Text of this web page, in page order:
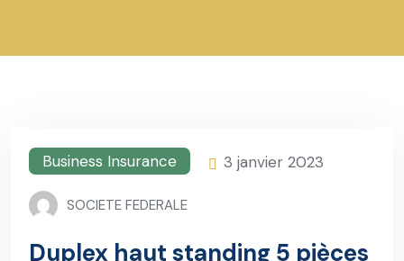
Business Insurance 3 janvier 2023
SOCIETE FEDERALE
Duplex haut standing 5 pièces